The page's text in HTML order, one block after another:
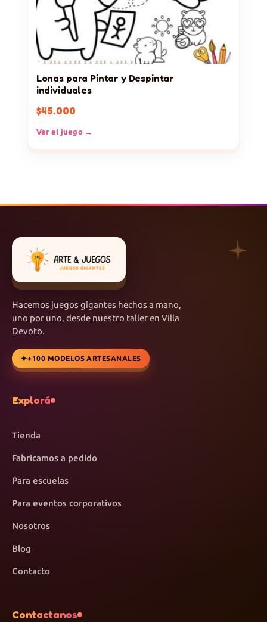
Lonas para Pintar y Despintar
individuales
$45.000
Ver el juego →
Hacemos juegos gigantes hechos a mano,
uno por uno, desde nuestro taller en Villa
Devoto.
+100 MODELOS ARTESANALES
Explorá
Tienda
Fabricamos a pedido
Para escuelas
Para eventos corporativos
Nosotros
Blog
Contacto
Contactanos